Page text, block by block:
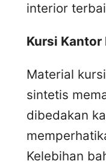
interior
Kursi Kantor
Material
sintetis
dibedakan
Kelebihan